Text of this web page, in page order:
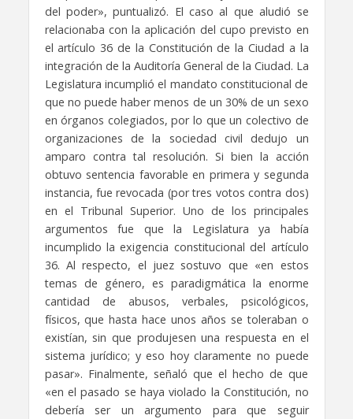
del poder», puntualizó. El caso al que aludió se
relacionaba con la aplicación del cupo previsto en
el artículo 36 de la Constitución de la Ciudad a la
integración de la Auditoría General de la Ciudad. La
Legislatura incumplió el mandato constitucional de
que no puede haber menos de un 30% de un sexo
en órganos colegiados, por lo que un colectivo de
organizaciones de la sociedad civil dedujo un
amparo contra tal resolución. Si bien la acción
obtuvo sentencia favorable en primera y segunda
instancia, fue revocada (por tres votos contra dos)
en el Tribunal Superior. Uno de los principales
argumentos fue que la Legislatura ya había
incumplido la exigencia constitucional del artículo
36. Al respecto, el juez sostuvo que «en estos
temas de género, es paradigmática la enorme
cantidad de abusos, verbales, psicológicos,
físicos, que hasta hace unos años se toleraban o
existían, sin que produjesen una respuesta en el
sistema jurídico; y eso hoy claramente no puede
pasar». Finalmente, señaló que el hecho de que
«en el pasado se haya violado la Constitución, no
debería ser un argumento para que seguir